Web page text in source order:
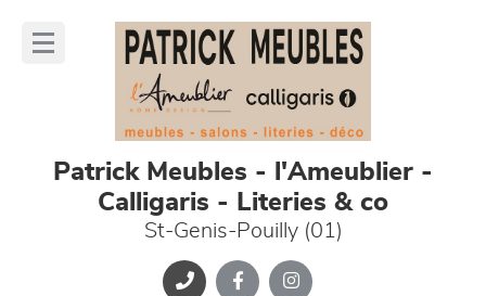
Patrick Meubles - l'Ameublier -
Calligaris - Literies & co
St-Genis-Pouilly (01)